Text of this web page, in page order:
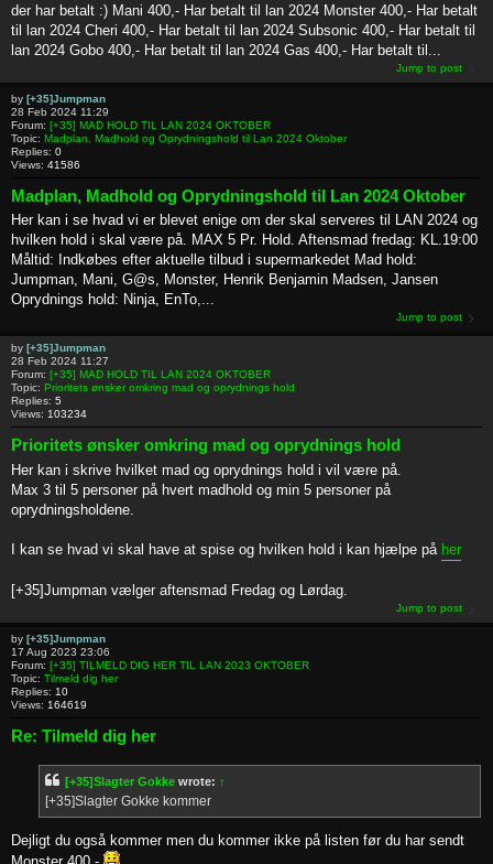
der har betalt :) Mani 400,- Har betalt til lan 2024 Monster 400,- Har betalt
til lan 2024 Cheri 400,- Har betalt til lan 2024 Subsonic 400,- Har betalt til
lan 2024 Gobo 400,- Har betalt til lan 2024 Gas 400,- Har betalt til...
Jump to post
by [+35]Jumpman
28 Feb 2024 11:29
Forum: [+35] MAD HOLD TIL LAN 2024 OKTOBER
Topic: Madplan, Madhold og Oprydningshold til Lan 2024 Oktober
Replies: 0
Views: 41586
Madplan, Madhold og Oprydningshold til Lan 2024 Oktober
Her kan i se hvad vi er blevet enige om der skal serveres til LAN 2024 og
hvilken hold i skal være på. MAX 5 Pr. Hold. Aftensmad fredag: KL.19:00
Måltid: Indkøbes efter aktuelle tilbud i supermarkedet Mad hold:
Jumpman, Mani, G@s, Monster, Henrik Benjamin Madsen, Jansen
Oprydnings hold: Ninja, EnTo,...
Jump to post
by [+35]Jumpman
28 Feb 2024 11:27
Forum: [+35] MAD HOLD TIL LAN 2024 OKTOBER
Topic: Prioritets ønsker omkring mad og oprydnings hold
Replies: 5
Views: 103234
Prioritets ønsker omkring mad og oprydnings hold
Her kan i skrive hvilket mad og oprydnings hold i vil være på.
Max 3 til 5 personer på hvert madhold og min 5 personer på
oprydningsholdene.
I kan se hvad vi skal have at spise og hvilken hold i kan hjælpe på her
[+35]Jumpman vælger aftensmad Fredag og Lørdag.
Jump to post
by [+35]Jumpman
17 Aug 2023 23:06
Forum: [+35] TILMELD DIG HER TIL LAN 2023 OKTOBER
Topic: Tilmeld dig her
Replies: 10
Views: 164619
Re: Tilmeld dig her
[+35]Slagter Gokke wrote: ↑
[+35]Slagter Gokke kommer
Dejligt du også kommer men du kommer ikke på listen før du har sendt